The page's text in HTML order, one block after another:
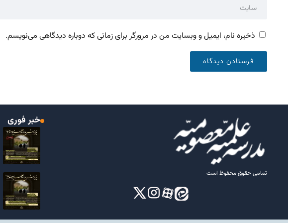
ذخیره نام، ایمیل و وبسایت من در مرورگر برای زمانی که دوباره دیدگاهی می‌نویسم.
تمامی حقوق محفوظ است
خبر فوری